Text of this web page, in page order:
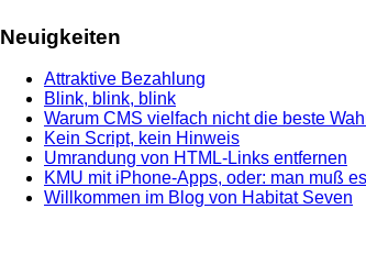
Neuigkeiten
Attraktive Bezahlung
Blink, blink, blink
Warum CMS vielfach nicht die beste
Kein Script, kein Hinweis
Umrandung von HTML-Links entfernen
KMU mit iPhone-Apps, oder: man muß
Willkommen im Blog von Habitat Seven